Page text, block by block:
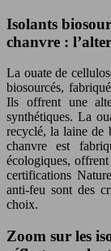
Isolants
chanvre :
La ouate de
biosourcés,
Ils offrent une
synthétiques. La
recyclé, la laine de
chanvre est
écologiques,
certifications
anti-feu sont des
choix.
Zoom sur les